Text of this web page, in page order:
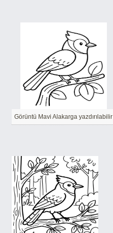
Görüntü Mavi Alakarga yazdırılabilir